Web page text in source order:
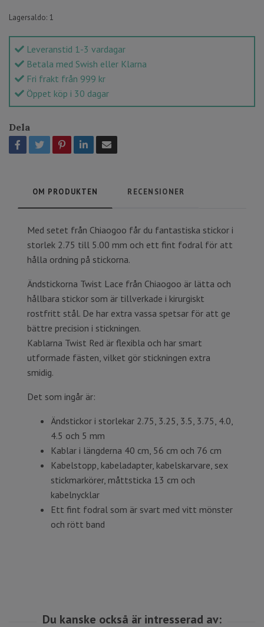
Lagersaldo: 1
Leveranstid 1-3 vardagar
Betala med Swish eller Klarna
Fri frakt från 999 kr
Öppet köp i 30 dagar
Dela
OM PRODUKTEN RECENSIONER
Med setet från Chiaogoo får du fantastiska stickor i
storlek 2.75 till 5.00 mm och ett fint fodral för att
hålla ordning på stickorna.
Ändstickorna Twist Lace från Chiaogoo är lätta och
hållbara stickor som är tillverkade i kirurgiskt
rostfritt stål. De har extra vassa spetsar för att ge
bättre precision i stickningen.
Kablarna Twist Red är flexibla och har smart
utformade fästen, vilket gör stickningen extra
smidig.
Det som ingår är:
Ändstickor i storlekar 2.75, 3.25, 3.5, 3.75, 4.0,
4.5 och 5 mm
Kablar i längderna 40 cm, 56 cm och 76 cm
Kabelstopp, kabeladapter, kabelskarvare, sex
stickmarkörer, måttsticka 13 cm och
kabelnycklar
Ett fint fodral som är svart med vitt mönster
och rött band